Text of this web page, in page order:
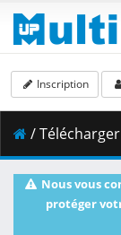
Inscription
/ Télécharger [Yameii] The Rising of the
Nous vous
protéger